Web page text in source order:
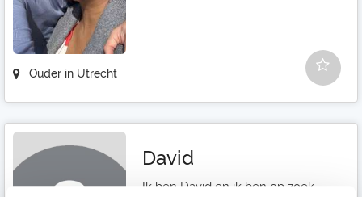
Ouder in Utrecht
David
Ik ben David en ik ben op zoek